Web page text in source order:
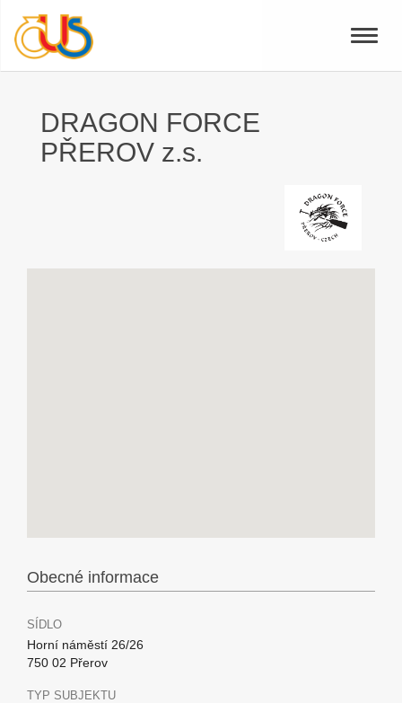
Toggle
DRAGON FORCE
PŘEROV z.s.
Obecné informace
SÍDLO
Horní náměstí 26/26
750 02 Přerov
TYP SUBJEKTU